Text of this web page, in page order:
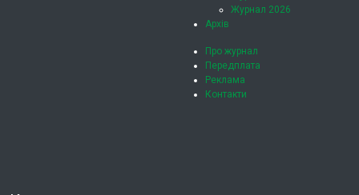
Журнал 2026
Архів
Про журнал
Передплата
Реклама
Контакти